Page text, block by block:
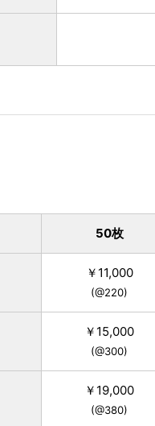
50枚
￥11,000
(@220)
￥15,000
(@300)
￥19,000
(@380)